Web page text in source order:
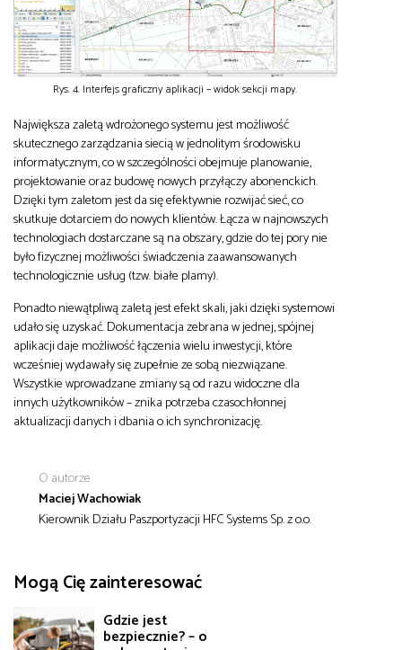
Rys. 4. Interfejs graficzny aplikacji – widok sekcji mapy.
Największa zaletą wdrożonego systemu jest możliwość
skutecznego zarządzania siecią w jednolitym środowisku
informatycznym, co w szczególności obejmuje planowanie,
projektowanie oraz budowę nowych przyłączy abonenckich.
Dzięki tym zaletom jest da się efektywnie rozwijać sieć, co
skutkuje dotarciem do nowych klientów. Łącza w najnowszych
technologiach dostarczane są na obszary, gdzie do tej pory nie
było fizycznej możliwości świadczenia zaawansowanych
technologicznie usług (tzw. białe plamy).
Ponadto niewątpliwą zaletą jest efekt skali, jaki dzięki systemowi
udało się uzyskać. Dokumentacja zebrana w jednej, spójnej
aplikacji daje możliwość łączenia wielu inwestycji, które
wcześniej wydawały się zupełnie ze sobą niezwiązane.
Wszystkie wprowadzane zmiany są od razu widoczne dla
innych użytkowników – znika potrzeba czasochłonnej
aktualizacji danych i dbania o ich synchronizację.
O autorze
Maciej Wachowiak
Kierownik Działu Paszportyzacji HFC Systems Sp. z o.o.
Mogą Cię zainteresować
Gdzie jest
bezpiecznie? – o